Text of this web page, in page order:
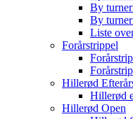
By
By
Liste
Forårstrippel
Hillerød
Hillerød
Hillerød Open